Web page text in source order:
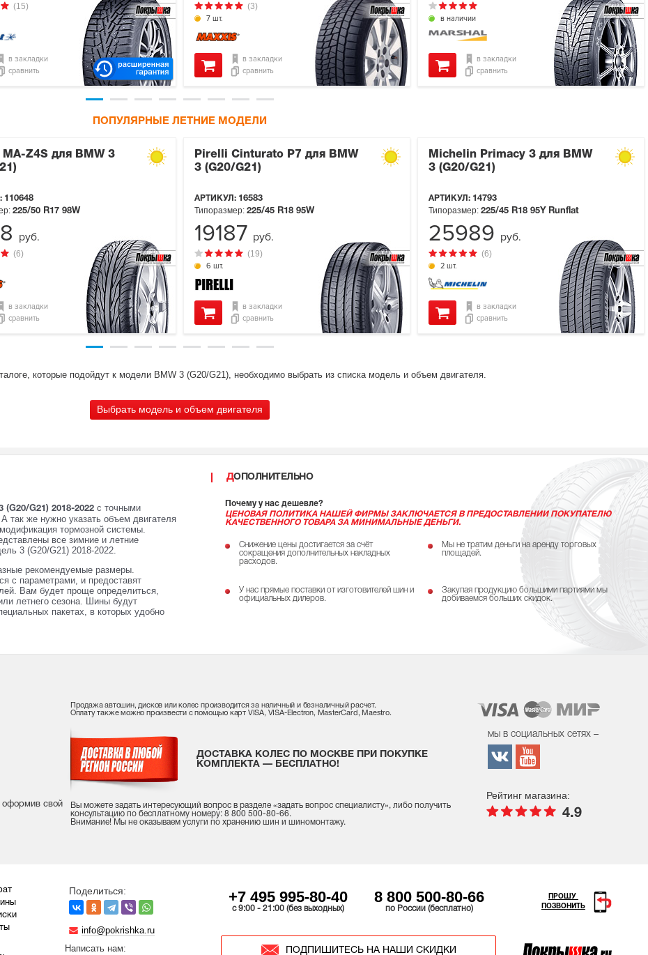
(15)
в закладки
сравнить
7 шт.
(3)
в закладки
сравнить
в наличии
в закладки
сравнить
ПОПУЛЯРНЫЕ ЛЕТНИЕ МОДЕЛИ
MA-Z4S для BMW 3
110648
(6)
225/50 R17 98W
в закладки
сравнить
руб.
Pirelli Cinturato P7 для BMW
3 (G20/G21)
АРТИКУЛ: 16583
6 шт.
(19)
Типоразмер: 225/45 R18 95W
в закладки
сравнить
19187 руб.
Michelin Primacy 3 для BMW
3 (G20/G21)
АРТИКУЛ: 14793
2 шт.
(6)
Типоразмер: 225/45 R18 95Y Runflat
в закладки
сравнить
25989 руб.
которые подойдут к модели BMW 3 (G20/G21), необходимо выбрать из списка модель и объем двигателя.
Выбрать модель и объем двигателя
G21) 2018-2022 с точными
так же нужно указать объем двигателя
тормозной системы.
все зимние и летние
3 (G20/G21) 2018-2022.
рекомендуемые размеры.
с параметрами, и предоставят
Вам будет проще определиться,
летнего сезона. Шины будут
пакетах, в которых удобно
ДОПОЛНИТЕЛЬНО
Почему у нас дешевле?
ЦЕНОВАЯ ПОЛИТИКА НАШЕЙ ФИРМЫ ЗАКЛЮЧАЕТСЯ В ПРЕДОСТАВЛЕНИИ ПОКУПАТЕЛЮ
КАЧЕСТВЕННОГО ТОВАРА ЗА МИНИМАЛЬНЫЕ ДЕНЬГИ.
Снижение цены достигается за счёт
сокращения дополнительных накладных
расходов.
Мы не тратим деньги на аренду торговых
площадей.
У нас прямые поставки от изготовителей шин и
официальных дилеров.
Закупая продукцию большими партиями мы
добиваемся больших скидок.
оформив свой
Продажа автошин, дисков или колес производится за наличный и безналичный расчет.
Оплату также можно произвести с помощью карт VISA, VISA-Electron, MasterCard, Maestro.
ДОСТАВКА КОЛЕС ПО МОСКВЕ ПРИ ПОКУПКЕ
КОМПЛЕКТА — БЕСПЛАТНО!
Вы можете задать интересующий вопрос в разделе «задать вопрос специалисту», либо получить
консультацию по бесплатному номеру: 8 800 500-80-66.
Внимание! Мы не оказываем услуги по хранению шин и шиномонтажу.
мы в социальных сетях –
Рейтинг магазина:
4.9
Поделиться:
info@pokrishka.ru
Написать нам:
+7 495 995-80-40
c 9:00 - 21:00 (без выходных)
8 800 500-80-66
по России (бесплатно)
ПОДПИШИТЕСЬ НА НАШИ СКИДКИ
ПРОШУ
ПОЗВОНИТЬ